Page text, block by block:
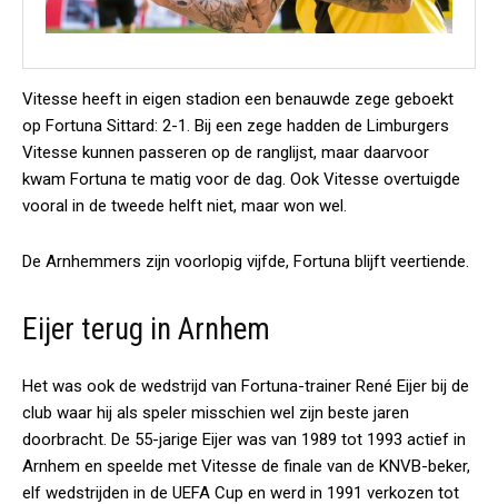
Vitesse heeft in eigen stadion een benauwde zege geboekt
op Fortuna Sittard: 2-1. Bij een zege hadden de Limburgers
Vitesse kunnen passeren op de ranglijst, maar daarvoor
kwam Fortuna te matig voor de dag. Ook Vitesse overtuigde
vooral in de tweede helft niet, maar won wel.
De Arnhemmers zijn voorlopig vijfde, Fortuna blijft veertiende.
Eijer terug in Arnhem
Het was ook de wedstrijd van Fortuna-trainer René Eijer bij de
club waar hij als speler misschien wel zijn beste jaren
doorbracht. De 55-jarige Eijer was van 1989 tot 1993 actief in
Arnhem en speelde met Vitesse de finale van de KNVB-beker,
elf wedstrijden in de UEFA Cup en werd in 1991 verkozen tot